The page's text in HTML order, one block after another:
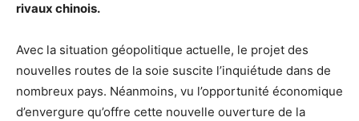
rivaux chinois.
Avec la situation géopolitique actuelle, le projet des
nouvelles routes de la soie suscite l’inquiétude dans de
nombreux pays. Néanmoins, vu l’opportunité économique
d’envergure qu’offre cette nouvelle ouverture de la